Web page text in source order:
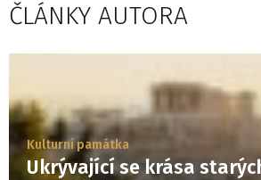
ČLÁNKY AUTORA
Kulturní památka
Ukrývající se krása